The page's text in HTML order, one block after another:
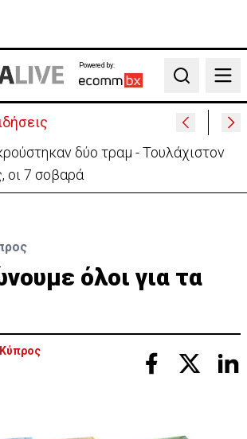
Powered by:
Search
δύο τραμ - Τουλάχιστον
οι 7 σοβαρά
όλοι για τα
Κύπρος